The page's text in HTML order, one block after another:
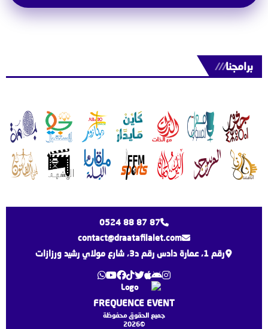
برامجنا///
0524 88 87 87
contact@draatafilalet.com
رقم 1، عمارة دادس رقم د3، شارع مولاي رشيد ورزازات
FREQUENCE EVENT
جميع الحقوق محفوظة
©2026